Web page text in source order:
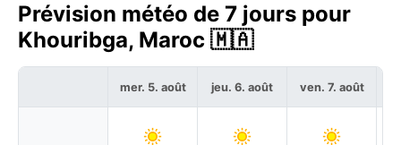
Prévision météo de 7 jours pour
Khouribga, Maroc 🇲🇦
mer. 5. août jeu. 6. août ven. 7. août